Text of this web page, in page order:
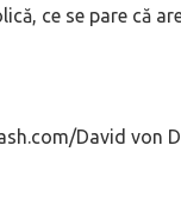
ce se pare că
David von